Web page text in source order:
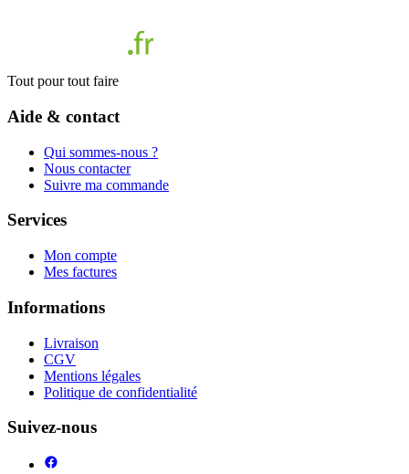
Tout pour tout faire
Aide & contact
Qui sommes-nous ?
Nous contacter
Suivre ma commande
Services
Mon compte
Mes factures
Informations
Livraison
CGV
Mentions légales
Politique de confidentialité
Suivez-nous